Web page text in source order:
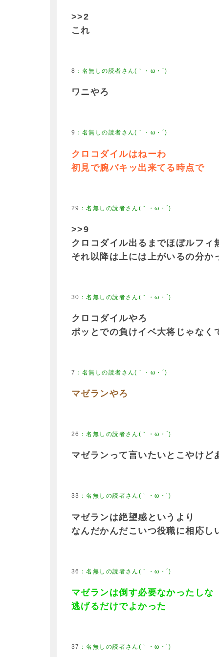
>>2
これ
8
ワニやろ
9
クロコダイルはねーわ
初見で腕バキッ出来てる時点で
29
>>9
クロコダイル出るまでほぼルフィ
それ以降は上には上がいるの分か
30
クロコダイルやろ
ポッとでの負けイベ大将じゃなく
7
マゼランやろ
26
マゼランって言いたいとこやけど
33
マゼランは絶望感というより
なんだかんだこいつ役職に相応し
36
マゼランは倒す必要なかったしな
逃げるだけでよかった
37